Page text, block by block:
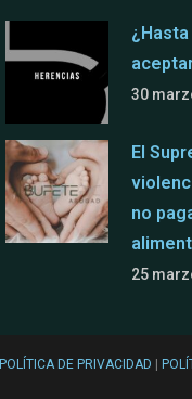
30
El
no
25
POLÍTICA DE PRIVACIDAD